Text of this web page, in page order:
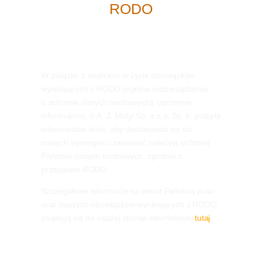
RODO
znajdują się na naszej stronie internetowejtutaj